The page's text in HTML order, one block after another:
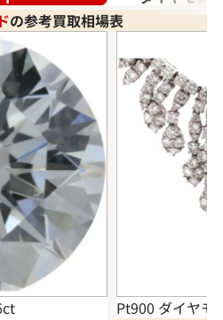
の参考買取相場表
Pt900 ダイヤモ